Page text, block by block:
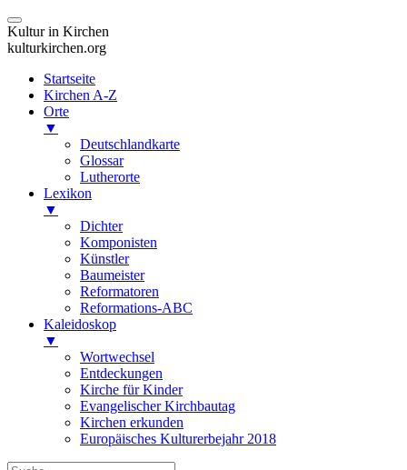
Kultur in Kirchen
kulturkirchen.org
Startseite
Kirchen A-Z
Orte
▼
Deutschlandkarte
Glossar
Lutherorte
Lexikon
▼
Dichter
Komponisten
Künstler
Baumeister
Reformatoren
Reformations-ABC
Kaleidoskop
▼
Wortwechsel
Entdeckungen
Kirche für Kinder
Evangelischer Kirchbautag
Kirchen erkunden
Europäisches Kulturerbejahr 2018